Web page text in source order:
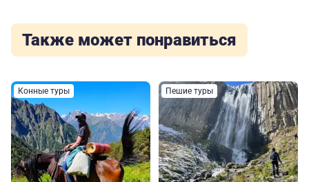
Также может понравиться
Конные туры Пешие туры